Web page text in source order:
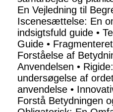
En Vejledning til
Iscenesættelse: En
indsigtsfuld guide •
Guide •
Forståelse af
Anvendelsen •
undersøgelse af
anvendelse •
Forstå Betydningen